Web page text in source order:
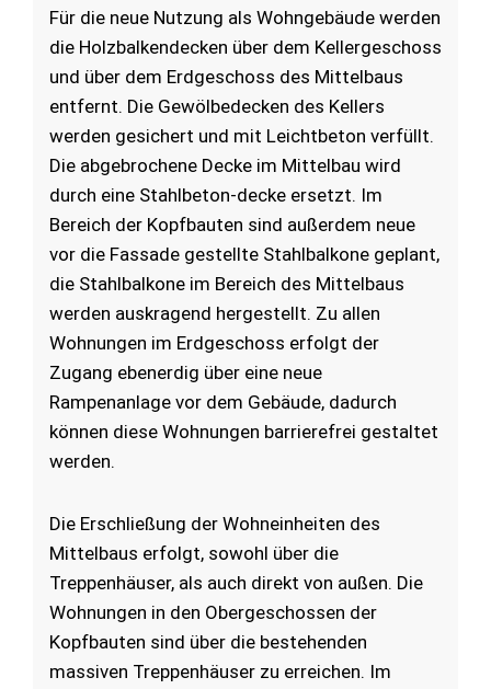
Für die neue Nutzung als Wohngebäude werden
die Holzbalkendecken über dem Kellergeschoss
und über dem Erdgeschoss des Mittelbaus
entfernt. Die Gewölbedecken des Kellers
werden gesichert und mit Leichtbeton verfüllt.
Die abgebrochene Decke im Mittelbau wird
durch eine Stahlbeton-decke ersetzt. Im
Bereich der Kopfbauten sind außerdem neue
vor die Fassade gestellte Stahlbalkone geplant,
die Stahlbalkone im Bereich des Mittelbaus
werden auskragend hergestellt. Zu allen
Wohnungen im Erdgeschoss erfolgt der
Zugang ebenerdig über eine neue
Rampenanlage vor dem Gebäude, dadurch
können diese Wohnungen barrierefrei gestaltet
werden.
Die Erschließung der Wohneinheiten des
Mittelbaus erfolgt, sowohl über die
Treppenhäuser, als auch direkt von außen. Die
Wohnungen in den Obergeschossen der
Kopfbauten sind über die bestehenden
massiven Treppenhäuser zu erreichen. Im